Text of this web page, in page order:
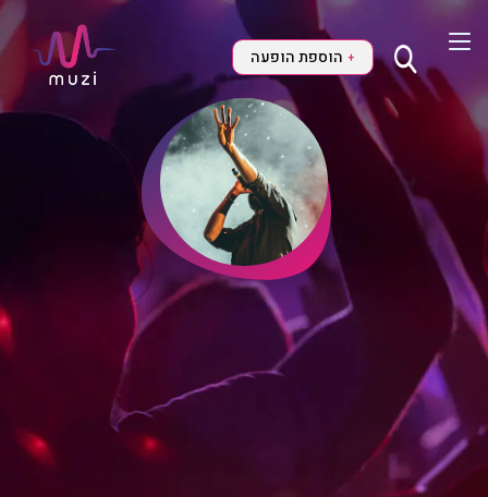
+ הוספת הופעה